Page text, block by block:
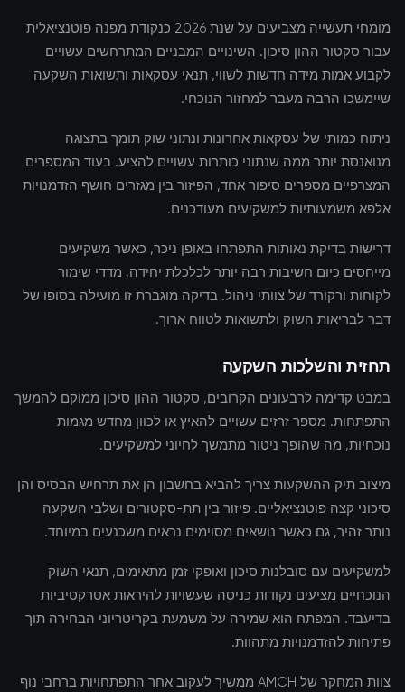
מומחי תעשייה מצביעים על שנת 2026 כנקודת מפנה פוטנציאלית
עבור סקטור ההון סיכון. השינויים המבניים המתרחשים עשויים
לקבוע אמות מידה חדשות לשווי, תנאי עסקאות ותשואות השקעה
שיימשכו הרבה מעבר למחזור הנוכחי.
ניתוח כמותי של עסקאות אחרונות ונתוני שוק תומך בתצוגה
מנואנסת יותר ממה שנתוני כותרות עשויים להציע. בעוד המספרים
המצרפיים מספרים סיפור אחד, הפיזור בין מגזרים חושף הזדמנויות
אלפא משמעותיות למשקיעים מעודכנים.
דרישות בדיקת נאותות התפתחו באופן ניכר, כאשר משקיעים
מייחסים כיום חשיבות רבה יותר לכלכלת יחידה, מדדי שימור
לקוחות ורקורד של צוותי ניהול. בדיקה מוגברת זו מועילה בסופו של
דבר לבריאות השוק ולתשואות לטווח ארוך.
תחזית והשלכות השקעה
במבט קדימה לרבעונים הקרובים, סקטור ההון סיכון ממוקם להמשך
התפתחות. מספר זרזים עשויים להאיץ או לכוון מחדש מגמות
נוכחיות, מה שהופך ניטור מתמשך לחיוני למשקיעים.
מיצוב תיק ההשקעות צריך להביא בחשבון הן את תרחיש הבסיס והן
סיכוני קצה פוטנציאליים. פיזור בין תת-סקטורים ושלבי השקעה
נותר זהיר, גם כאשר נושאים מסוימים נראים משכנעים במיוחד.
למשקיעים עם סובלנות סיכון ואופקי זמן מתאימים, תנאי השוק
הנוכחיים מציעים נקודות כניסה שעשויות להיראות אטרקטיביות
בדיעבד. המפתח הוא שמירה על משמעת בקריטריוני הבחירה תוך
פתיחות להזדמנויות מתהוות.
צוות המחקר של AMCH ממשיך לעקוב אחר התפתחויות ברחבי נוף